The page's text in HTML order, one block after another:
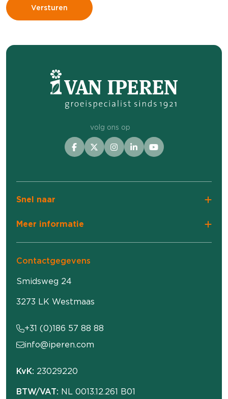
volg ons op
Snel naar
Meer informatie
Contactgegevens
Smidsweg 24
3273 LK Westmaas
KvK: 23029220
BTW/VAT: NL 0013.12.261 B01
+31 (0)186 57 88 88
info@iperen.com